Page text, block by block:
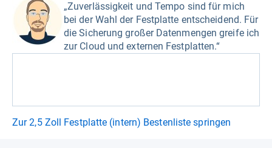
„Zuverlässigkeit und Tempo sind für mich
bei der Wahl der Festplatte entscheidend. Für
die Sicherung großer Datenmengen greife ich
zur Cloud und externen Festplatten.“
Zur 2,5 Zoll Festplatte (intern) Bestenliste springen